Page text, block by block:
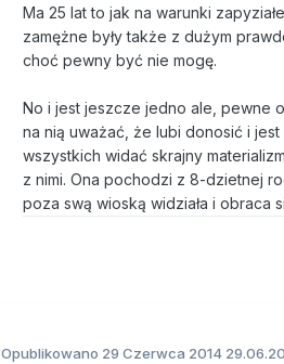
Ma 25 lat to jak na warunki
zamężne były także z dużym
choć pewny być nie mogę.
No i jest jeszcze jedno ale, pewne
na nią uważać, że lubi donosić i
wszystkich widać skrajny
z nimi. Ona pochodzi z 8-dzietnej
poza swą wioską widziała i obraca
Opublikowano 29 Czerwca 2014